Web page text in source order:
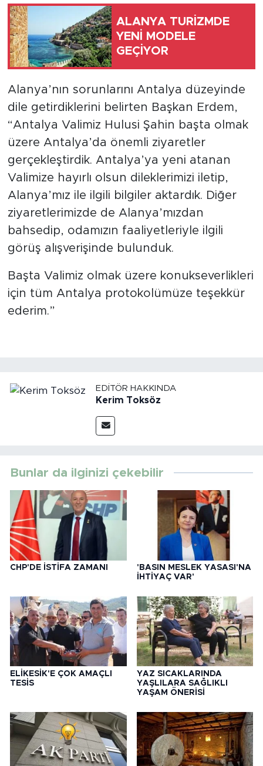
ALANYA TURİZMDE
YENİ MODELE
GEÇİYOR
Alanya’nın sorunlarını Antalya düzeyinde
dile getirdiklerini belirten Başkan Erdem,
“Antalya Valimiz Hulusi Şahin başta olmak
üzere Antalya’da önemli ziyaretler
gerçekleştirdik. Antalya’ya yeni atanan
Valimize hayırlı olsun dileklerimizi iletip,
Alanya’mız ile ilgili bilgiler aktardık. Diğer
ziyaretlerimizde de Alanya’mızdan
bahsedip, odamızın faaliyetleriyle ilgili
görüş alışverişinde bulunduk.
Başta Valimiz olmak üzere konukseverlikleri
için tüm Antalya protokolümüze teşekkür
ederim.”
EDITÖR HAKKINDA
Kerim Toksöz
Bunlar da ilginizi çekebilir
CHP'DE İSTİFA ZAMANI
'BASIN MESLEK YASASI'NA
İHTİYAÇ VAR'
ELİKESİK'E ÇOK AMAÇLI
TESİS
YAZ SICAKLARINDA
YAŞLILARA SAĞLIKLI
YAŞAM ÖNERİSİ